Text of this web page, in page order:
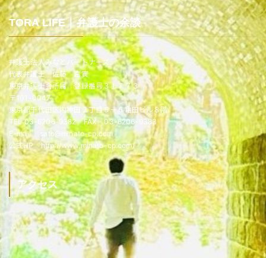
TORA LIFE｜弁護士の余談
弁護士法人みなとパートナーズ
代表弁護士 佐藤 嘉寅
東京弁護士会所属 登録番号３１７７３
〒101-0047
東京都千代田区内神田２丁目５－６亀田ビル８階
TEL 03-6206-9382 FAX 03-6206-9383
E-mail sato@minato-cp.com
公式HP http://www.minato-cp.com/
アクセス